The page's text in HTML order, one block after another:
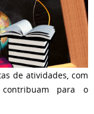
de atividades, com
para o